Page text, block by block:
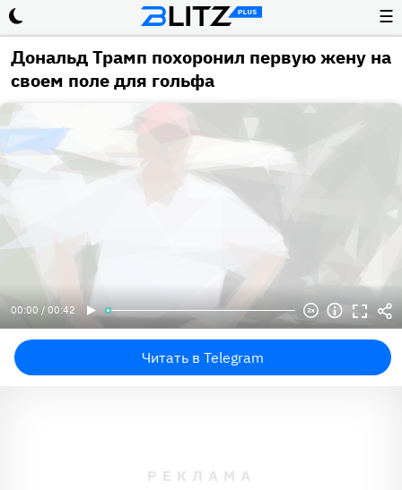
☰
Дональд Трамп похоронил первую жену на
своем поле для гольфа
00:00 / 00:42
Читать в Telegram